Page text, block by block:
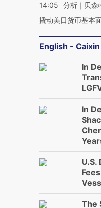
14:05
分析｜贝森
撬动美日货币基本
English -
In
In
U.S.
The